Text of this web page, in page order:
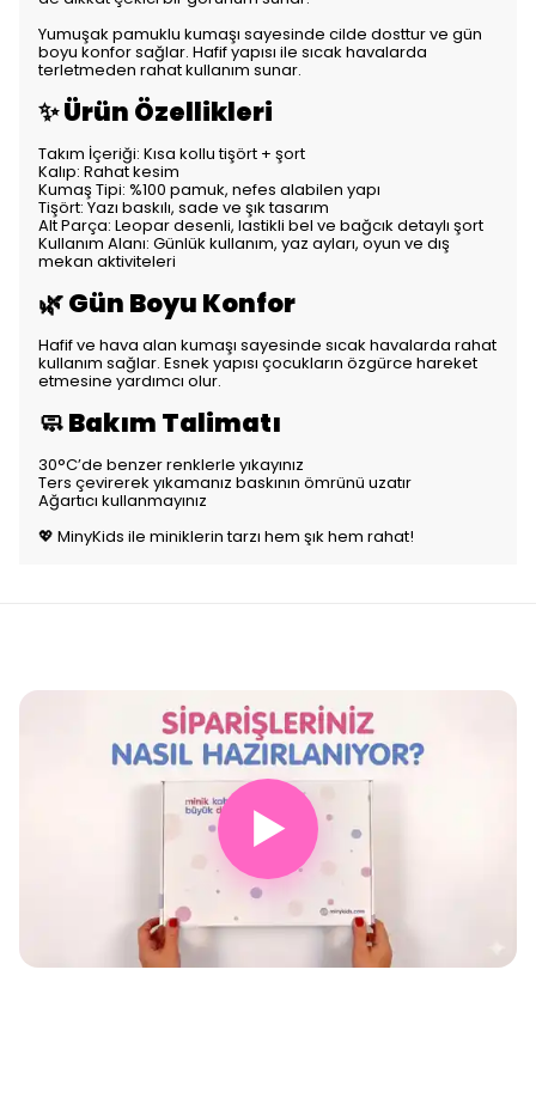
Yumuşak pamuklu kumaşı sayesinde cilde dosttur ve gün
boyu konfor sağlar. Hafif yapısı ile sıcak havalarda
terletmeden rahat kullanım sunar.
✨ Ürün Özellikleri
Takım İçeriği: Kısa kollu tişört + şort
Kalıp: Rahat kesim
Kumaş Tipi: %100 pamuk, nefes alabilen yapı
Tişört: Yazı baskılı, sade ve şık tasarım
Alt Parça: Leopar desenli, lastikli bel ve bağcık detaylı şort
Kullanım Alanı: Günlük kullanım, yaz ayları, oyun ve dış
mekan aktiviteleri
🌿 Gün Boyu Konfor
Hafif ve hava alan kumaşı sayesinde sıcak havalarda rahat
kullanım sağlar. Esnek yapısı çocukların özgürce hareket
etmesine yardımcı olur.
🧼 Bakım Talimatı
30°C’de benzer renklerle yıkayınız
Ters çevirerek yıkamanız baskının ömrünü uzatır
Ağartıcı kullanmayınız
💖 MinyKids ile miniklerin tarzı hem şık hem rahat!
▶